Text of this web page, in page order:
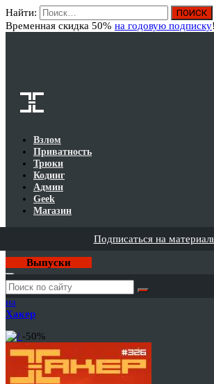
Найти:
Временная скидка 50% на годовую подписку!
Взлом
Приватность
Трюки
Кодинг
Админ
Geek
Магазин
Подписаться на
Выпуски
Годовая
подписка
на
Хакер
-50%